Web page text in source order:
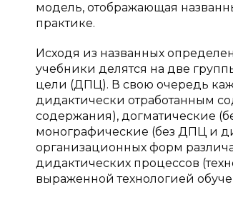
модель, отображающая
практике.
Исходя из названных
учебники делятся на две
цели (ДПЦ). В свою очередь
дидактически отработанным
содержания), догматические
монографические (без ДПЦ и
организационных форм
дидактических процессов
выраженной технологией